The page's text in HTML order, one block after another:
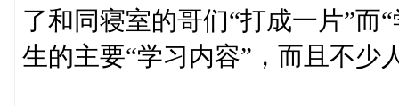
了和同寝室的哥们“打成一片”而
生的主要“学习内容”，而且不少